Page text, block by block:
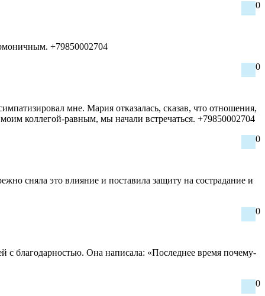
0
+79850002704
0
мне. Мария отказалась, сказав, что отношения,
коллегой-равным, мы начали встречаться. +79850002704
0
сняла это влияние и поставила защиту на сострадание и
0
благодарностью. Она написала: «Последнее время почему-
0